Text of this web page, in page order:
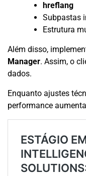
hreflang
Subpastas
Estrutura
Além disso,
Manager. Assim, o
dados.
Enquanto ajustes
performance